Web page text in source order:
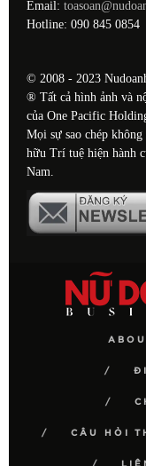
Email:
Hotline: 090 845 0854
© 2008 - 2023
® Tất cả hình ảnh và
của One Pacific
Mọi sự sao chép
hữu Trí tuệ hiện hành
Nam.
CÂU HỎI